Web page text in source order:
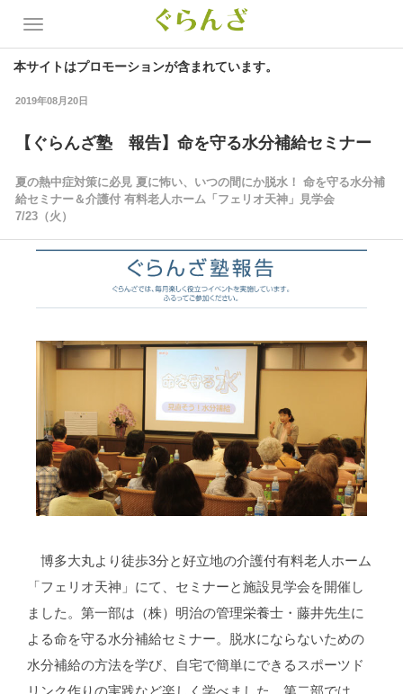
本サイトはプロモーションが含まれています。
2019年08月20日
【ぐらんざ塾 報告】命を守る水分補給セミナー
夏の熱中症対策に必見 夏に怖い、いつの間にか脱水！ 命を守る水分補
給セミナー＆介護付 有料老人ホーム「フェリオ天神」見学会
7/23（火）
博多大丸より徒歩3分と好立地の介護付有料老人ホーム
「フェリオ天神」にて、セミナーと施設見学会を開催し
ました。第一部は（株）明治の管理栄養士・藤井先生に
よる命を守る水分補給セミナー。脱水にならないための
水分補給の方法を学び、自宅で簡単にできるスポーツド